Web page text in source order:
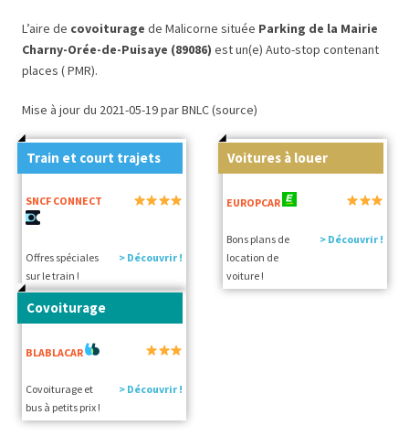
L’aire de covoiturage de Malicorne située Parking de la Mairie
Charny-Orée-de-Puisaye (89086) est un(e) Auto-stop contenant
places ( PMR).
Mise à jour du 2021-05-19 par BNLC (source)
Train et court trajets
SNCF CONNECT
Offres spéciales
sur le train !
> Découvrir !
Voitures à louer
EUROPCAR
Bons plans de
location de
voiture !
> Découvrir !
Covoiturage
BLABLACAR
Covoiturage et
bus à petits prix !
> Découvrir !